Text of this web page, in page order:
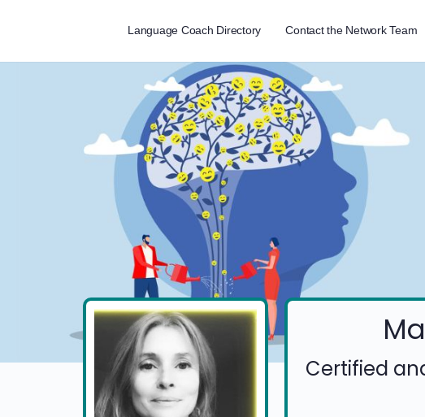
Language Coach Directory Contact the Network Team
Certified